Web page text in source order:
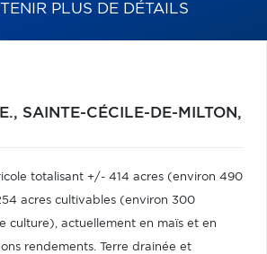
PLUS DE DÉTAILS
SAINTE-CÉCILE-DE-MILTON,
totalisant +/- 414 acres (environ 490
acres cultivables (environ 300
culture), actuellement en maïs et en
rendements. Terre drainée et